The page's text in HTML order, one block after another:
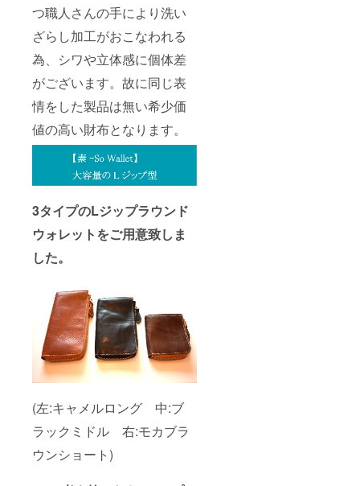
つ職人さんの手により洗い
ざらし加工がおこなわれる
為、シワや立体感に個体差
がございます。故に同じ表
情をした製品は無い希少価
値の高い財布となります。
3タイプのLジップラウンド
ウォレットをご用意致しま
した。
(左:キャメルロング 中:ブ
ラックミドル 右:モカブラ
ウンショート)